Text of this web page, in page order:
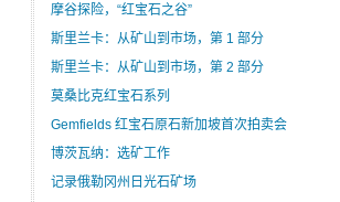
摩谷探险，“红宝石之谷”
斯里兰卡：从矿山到市场，第 1 部分
斯里兰卡：从矿山到市场，第 2 部分
莫桑比克红宝石系列
Gemfields 红宝石原石新加坡首次拍卖会
博茨瓦纳：选矿工作
记录俄勒冈州日光石矿场